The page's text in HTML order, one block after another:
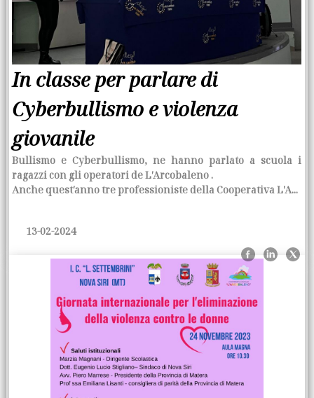
In classe per parlare di
Cyberbullismo e violenza
giovanile
Bullismo e Cyberbullismo, ne hanno parlato a scuola i
ragazzi con gli operatori deL′Arcobaleno.
Anche quest′anno tre professioniste della Cooperativa L′A...
13-02-2024